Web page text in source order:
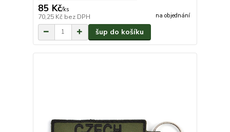
85 Kč/ks
70,25 Kč bez DPH na objednání
šup do košíku